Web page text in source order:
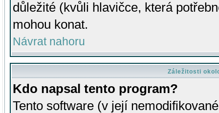
důležité (kvůli hlavičce, která
mohou konat.
Návrat nahoru
Záležitosti
Kdo napsal tento program?
Tento software (v její